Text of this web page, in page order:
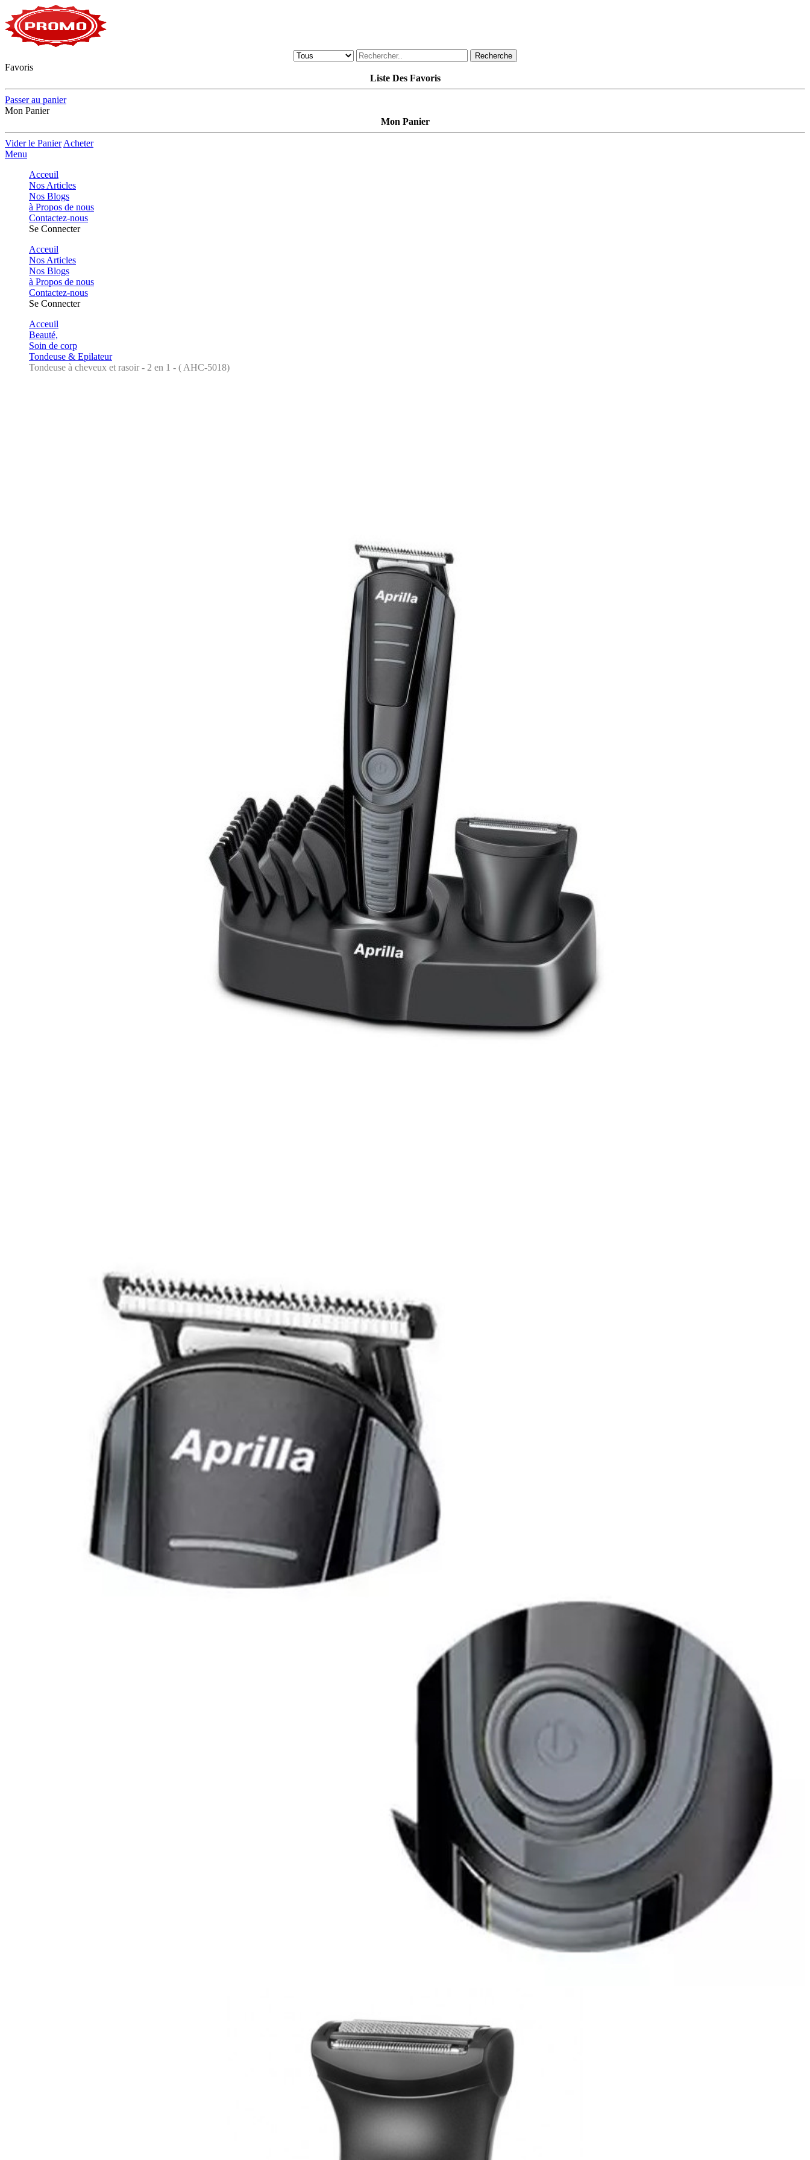
Recherche
Favoris
Liste Des Favoris
Passer au panier
Mon Panier
Mon Panier
Vider le Panier Acheter
Menu
Acceuil
Nos Articles
Nos Blogs
à Propos de nous
Contactez-nous
Se Connecter
Acceuil
Nos Articles
Nos Blogs
à Propos de nous
Contactez-nous
Se Connecter
Acceuil
Beauté,
Soin de corp
Tondeuse & Epilateur
Tondeuse à cheveux et rasoir - 2 en 1 - ( AHC-5018)